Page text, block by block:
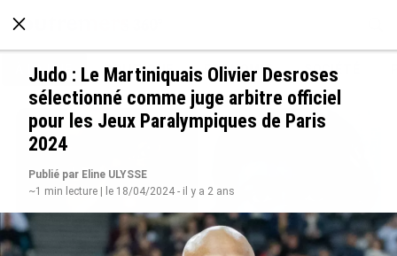
À LA UNE POLITIQUE ECONOMIE SOCIÉTÉ
Judo : Le Martiniquais Olivier Desroses
sélectionné comme juge arbitre officiel
pour les Jeux Paralympiques de Paris
2024
Publié par Eline ULYSSE
~1 min lecture | le 18/04/2024 - il y a 2 ans